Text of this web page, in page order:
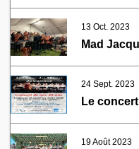
13 Oct. 2023
Mad
24 Sept. 2023
Le
19 Août 2023